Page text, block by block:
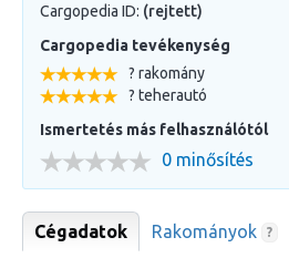
Cargopedia ID: (rejtett)
Cargopedia tevékenység
? rakomány
? teherautó
Ismertetés más felhasználótól
0 minősítés
Cégadatok Rakományok ?